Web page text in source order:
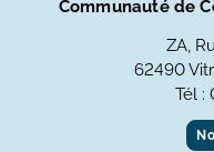
Communauté de
ZA,
62490
Tél :